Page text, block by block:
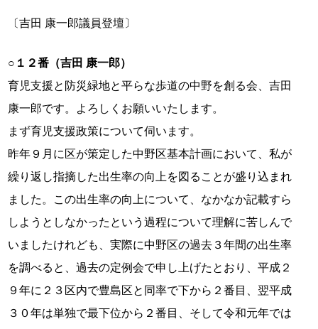
〔吉田 康一郎議員登壇〕
○１２番（吉田 康一郎）
育児支援と防災緑地と平らな歩道の中野を創る会、吉田
康一郎です。よろしくお願いいたします。
まず育児支援政策について伺います。
昨年９月に区が策定した中野区基本計画において、私が
繰り返し指摘した出生率の向上を図ることが盛り込まれ
ました。この出生率の向上について、なかなか記載すら
しようとしなかったという過程について理解に苦しんで
いましたけれども、実際に中野区の過去３年間の出生率
を調べると、過去の定例会で申し上げたとおり、平成２
９年に２３区内で豊島区と同率で下から２番目、翌平成
３０年は単独で最下位から２番目、そして令和元年では